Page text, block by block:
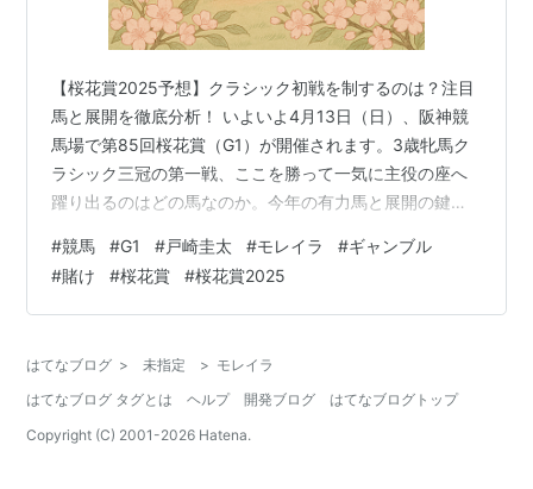
【桜花賞2025予想】クラシック初戦を制するのは？注目
馬と展開を徹底分析！ いよいよ4月13日（日）、阪神競
馬場で第85回桜花賞（G1）が開催されます。3歳牝馬ク
ラシック三冠の第一戦、ここを勝って一気に主役の座へ
躍り出るのはどの馬なのか。今年の有力馬と展開の鍵を
ス（戸崎圭太騎手） フェアリーS（G3）を完勝し、ここ
まで底を見せていない素質馬。最終追い切りでは坂路で
ラスト1Fを11.7秒と鋭く伸び、仕上がりの良さは文句な
を狙える理想的な条件が整いました。ここは素直に本命
視します！ ○ 対抗：…
#競馬 #G1 #戸崎圭太 #モレイラ #ギャンブル
#賭け #桜花賞 #桜花賞2025
はてなブログ > 未指定 > モレイラ
はてなブログ タグとは
ヘルプ 開発ブログ
はてなブログトップ
Copyright (C) 2001-2026 Hatena.